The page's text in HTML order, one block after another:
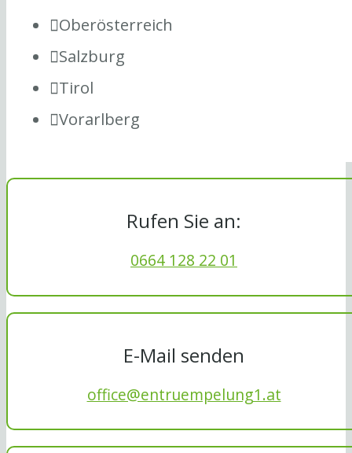
Oberösterreich
Salzburg
Tirol
Vorarlberg
Rufen Sie an:
0664 128 22 01
E-Mail senden
office@entruempelung1.at